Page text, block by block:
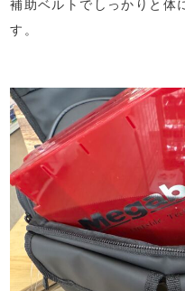
補助ベルトでしっかりと体
す。